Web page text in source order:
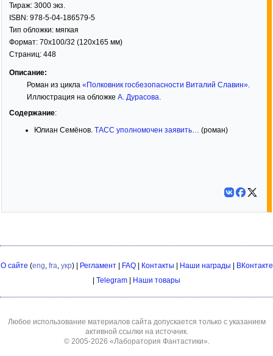
Тираж: 3000 экз.
ISBN: 978-5-04-186579-5
Тип обложки: мягкая
Формат: 70x100/32 (120x165 мм)
Страниц: 448
Описание:
Роман из цикла «Полковник госбезопасности Виталий Славин».
Иллюстрация на обложке А. Дурасова
Содержание:
Юлиан Семёнов. ТАСС уполномочен заявить… (роман)
О сайте (eng, fra, укр) | Регламент| FAQ| Контакты Наши награды
ВКонтакте
Telegram Наши товары
Любое использование материалов сайта допускается только с указанием
активной ссылки на источник.
© 2005-2026 «Лаборатория Фантастики».